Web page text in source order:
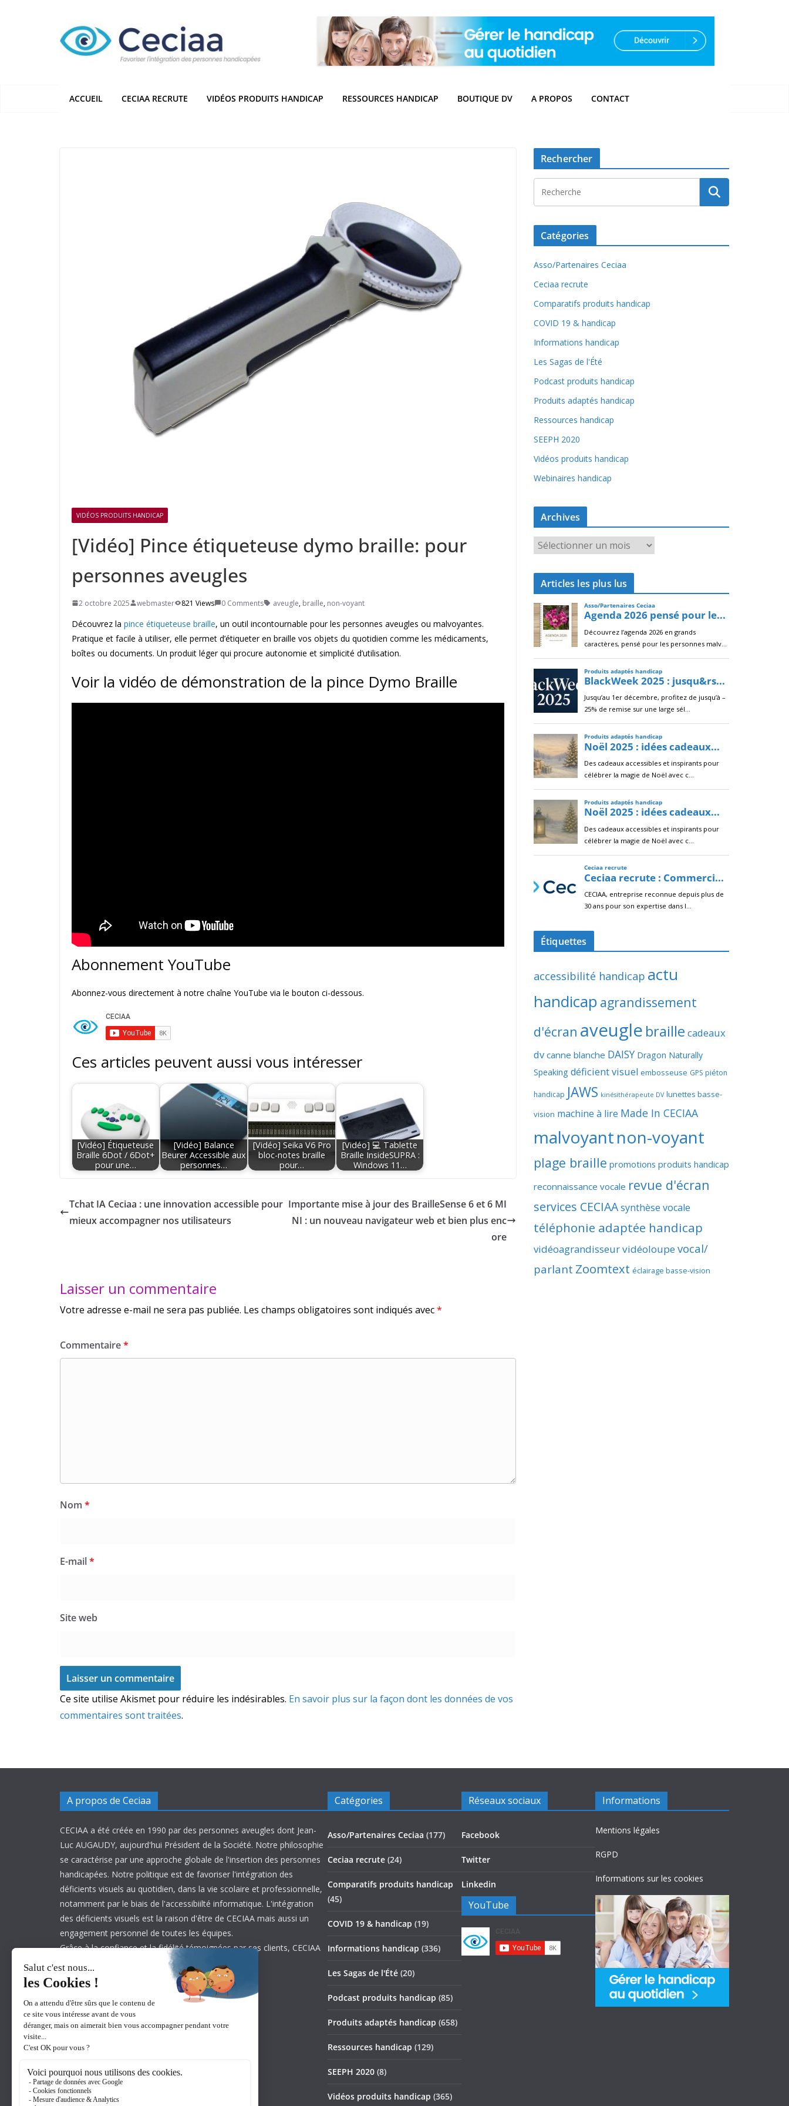
ACCUEIL CECIAA RECRUTE VIDÉOS PRODUITS HANDICAP RESSOURCES HANDICAP BOUTIQUE DV A PROPOS CONTACT
VIDÉOS PRODUITS HANDICAP
[Vidéo] Pince étiqueteuse dymo braille: pour
personnes aveugles
2 octobre 2025 webmaster 821 Views 0 Comments aveugle, braille, non-voyant
Découvrez la pince étiqueteuse braille, un outil incontournable pour les personnes aveugles ou malvoyantes.
Pratique et facile à utiliser, elle permet d’étiqueter en braille vos objets du quotidien comme les médicaments,
boîtes ou documents. Un produit léger qui procure autonomie et simplicité d’utilisation.
Voir la vidéo de démonstration de la pince Dymo Braille
Abonnement YouTube
Abonnez-vous directement à notre chaîne YouTube via le bouton ci-dessous.
Ces articles peuvent aussi vous intéresser
[Vidéo] Étiqueteuse
Braille 6Dot / 6Dot+
pour une…
[Vidéo] Balance
Beurer Accessible aux
personnes…
[Vidéo] Seika V6 Pro
bloc-notes braille
pour…
[Vidéo] 💻 Tablette
Braille InsideSUPRA :
Windows 11…
Tchat IA Ceciaa : une innovation accessible pour
mieux accompagner nos utilisateurs
Importante mise à jour des BrailleSense 6 et 6 MI
NI : un nouveau navigateur web et bien plus enc
ore
Laisser un commentaire
Votre adresse e-mail ne sera pas publiée. Les champs obligatoires sont indiqués avec*
Commentaire*
Nom *
E-mail*
Site web
Ce site utilise Akismet pour réduire les indésirables. En savoir plus sur la façon dont les données de vos
commentaires sont traitées.
Rechercher
Catégories
Asso/Partenaires Ceciaa
Ceciaa recrute
Comparatifs produits handicap
COVID 19 & handicap
Informations handicap
Les Sagas de l'Été
Podcast produits handicap
Produits adaptés handicap
Ressources handicap
SEEPH 2020
Vidéos produits handicap
Webinaires handicap
Archives
r
c
i
v
e
s
Articles les plus lus
Étiquettes
accessibilité handicap actu
handicap agrandissement
d'écran aveugle braille cadeaux
dv canne blanche DAISY Dragon Naturally
Speaking déficient visuel embosseuse GPS piéton
handicap JAWS kinésithérapeute DV lunettes basse-
vision machine à lire Made In CECIAA
malvoyantnon-voyant
plage braille promotions produits handicap
reconnaissance vocale revue d'écran
services CECIAAsynthèse vocale
téléphonie adaptée handicap
vidéoagrandisseurvidéoloupevocal/
parlant Zoomtext éclairage basse-vision
A propos de Ceciaa
CECIAA a été créée en 1990 par des personnes aveugles dont Jean-
Luc AUGAUDY, aujourd'hui Président de la Société. Notre philosophie
se caractérise par une approche globale de l'insertion des personnes
handicapées. Notre politique est de favoriser l'intégration des
déficients visuels au quotidien, dans la vie scolaire et professionnelle,
notamment par le biais de l'accessibiilté informatique. L'intégration
des déficients visuels est la raison d'être de CECIAA mais aussi un
engagement personnel de toutes les équipes.
Grâce à la confiance et la fidélité témoignées par ses clients, CECIAA
est aujourd’hui leader sur son marché.
Catégories
Asso/Partenaires Ceciaa (177)
Ceciaa recrute (24)
Comparatifs produits handicap
(45)
COVID 19 & handicap (19)
Informations handicap (336)
Les Sagas de l'Été (20)
Podcast produits handicap (85)
Produits adaptés handicap (658)
Ressources handicap (129)
SEEPH 2020 (8)
Vidéos produits handicap (365)
Réseaux sociaux
Facebook
Twitter
Linkedin
YouTube
Informations
Mentions légales
RGPD
Informations sur les cookies